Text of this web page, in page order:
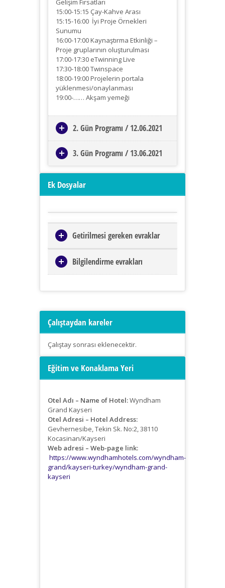
Gelişim Fırsatları
15:00-15:15 Çay-Kahve Arası
15:15-16:00 İyi Proje Örnekleri
Sunumu
16:00-17:00 Kaynaştırma Etkinliği –
Proje gruplarının oluşturulması
17:00-17:30 eTwinning Live
17:30-18:00 Twinspace
18:00-19:00 Projelerin portala
yüklenmesi/onaylanması
19:00-…… Akşam yemeği
2. Gün Programı / 12.06.2021
3. Gün Programı / 13.06.2021
Ek Dosyalar
Getirilmesi gereken evraklar
Bilgilendirme evrakları
Çalıştaydan kareler
Çalıştay sonrası eklenecektir.
Eğitim ve Konaklama Yeri
Otel Adı – Name of Hotel:Wyndham
Grand Kayseri
Otel Adresi – Hotel Address:
Gevhernesibe, Tekin Sk. No:2, 38110
Kocasinan/Kayseri
Web adresi – Web-page link:
https://www.wyndhamhotels.com/wyndham-
grand/kayseri-turkey/wyndham-grand-
kayseri